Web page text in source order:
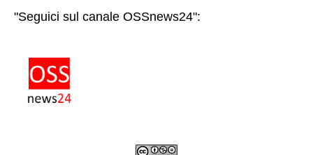
"Seguici sul canale OSSnews24":